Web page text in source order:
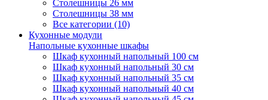
Столешницы 26 мм
Столешницы 38 мм
Все категории (10)
Кухонные модули
Напольные кухонные шкафы
Шкаф кухонный напольный 100 см
Шкаф кухонный напольный 30 см
Шкаф кухонный напольный 35 см
Шкаф кухонный напольный 40 см